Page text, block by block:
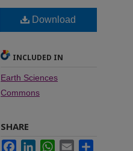
Download
INCLUDED IN
Earth Sciences
Commons
SHARE
FacebookLinkedInWhatsApp
Email